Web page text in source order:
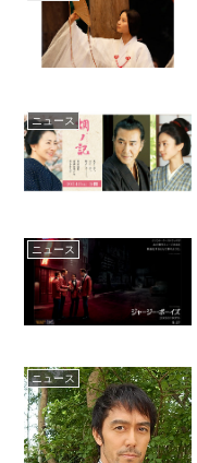
ニュース
ニュース
ニュース